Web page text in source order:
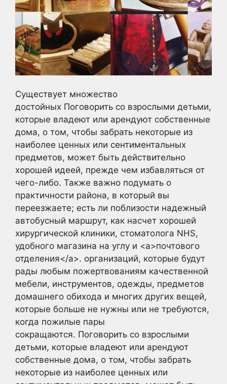
Существует множество
достойных Поговорить со взрослыми детьми,
которые владеют или арендуют собственные
дома, о том, чтобы забрать некоторые из
наиболее ценных или сентиментальных
предметов, может быть действительно
хорошей идеей, прежде чем избавляться от
чего-либо. Также важно подумать о
практичности района, в который вы
переезжаете; есть ли поблизости надежный
автобусный маршрут, как насчет хорошей
хирургической клиники, стоматолога NHS,
удобного магазина на углу и <a>почтового
отделения</a>. организаций, которые будут
рады любым пожертвованиям качественной
мебели, инструментов, одежды, предметов
домашнего обихода и многих других вещей,
которые больше не нужны или не требуются,
когда пожилые пары
сокращаются. Поговорить со взрослыми
детьми, которые владеют или арендуют
собственные дома, о том, чтобы забрать
некоторые из наиболее ценных или